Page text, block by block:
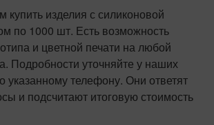
изделия с силиконовой
по 1000 шт. Есть возможность
и цветной печати на любой
Подробности уточняйте у наших
указанному телефону. Они ответят
и подсчитают итоговую стоимость